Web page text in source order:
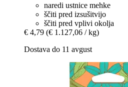
naredi ustnice mehke
ščiti pred izsušitvijo
ščiti pred vplivi okolja
€ 4,79 (€ 1.127,06 / kg)
Dostava do 11 avgust